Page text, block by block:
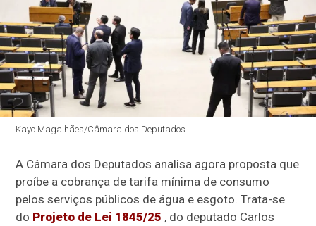
Kayo Magalhães/Câmara dos Deputados
A Câmara dos Deputados analisa agora proposta que
proíbe a cobrança de tarifa mínima de consumo
pelos serviços públicos de água e esgoto. Trata-se
do Projeto de Lei 1845/25 , do deputado Carlos